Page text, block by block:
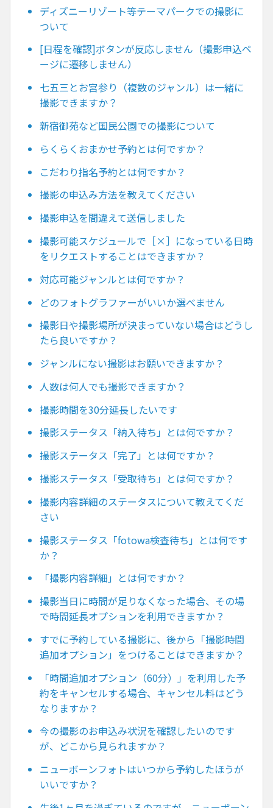
ディズニーリゾート等テーマパークでの撮影に
ついて
[日程を確認]ボタンが反応しません（撮影申込ペ
ージに遷移しません）
七五三とお宮参り（複数のジャンル）は一緒に
撮影できますか？
新宿御苑など国民公園での撮影について
らくらくおまかせ予約とは何ですか？
こだわり指名予約とは何ですか？
撮影の申込み方法を教えてください
撮影申込を間違えて送信しました
撮影可能スケジュールで［×］になっている日時
をリクエストすることはできますか？
対応可能ジャンルとは何ですか？
どのフォトグラファーがいいか選べません
撮影日や撮影場所が決まっていない場合はどうし
たら良いですか？
ジャンルにない撮影はお願いできますか？
人数は何人でも撮影できますか？
撮影時間を30分延長したいです
撮影ステータス「納入待ち」とは何ですか？
撮影ステータス「完了」とは何ですか？
撮影ステータス「受取待ち」とは何ですか？
撮影内容詳細のステータスについて教えてくだ
さい
撮影ステータス「fotowa検査待ち」とは何です
か？
「撮影内容詳細」とは何ですか？
撮影当日に時間が足りなくなった場合、その場
で時間延長オプションを利用できますか？
すでに予約している撮影に、後から「撮影時間
追加オプション」をつけることはできますか？
「時間追加オプション（60分）」を利用した予
約をキャンセルする場合、キャンセル料はどう
なりますか？
今の撮影のお申込み状況を確認したいのです
が、どこから見られますか？
ニューボーンフォトはいつから予約したほうが
いいですか？